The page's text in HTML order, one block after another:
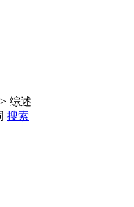
> 综述
搜索